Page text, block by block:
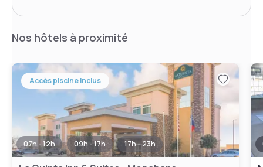
Nos hôtels à proximité
Accès piscine inclus
07h - 12h 09h - 17h 17h - 23h